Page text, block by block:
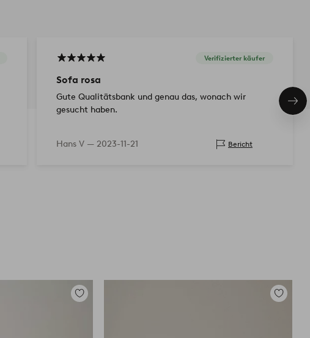
Verifizierter käufer
Sofa rosa
Gute Qualitätsbank und genau das, wonach wir
gesucht haben.
Hans V — 2023-11-21 Bericht
Zu
Zu